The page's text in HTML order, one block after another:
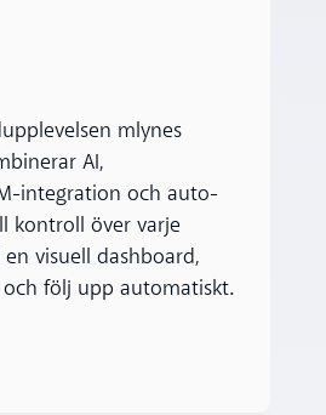
mlynes
AI,
integration och auto-
kontroll över varje
visuell dashboard,
följ upp automatiskt.